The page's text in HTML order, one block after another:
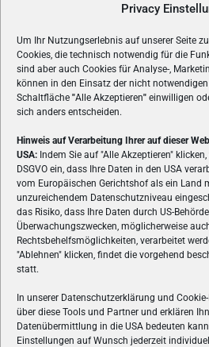
Privacy
Um Ihr Nutzungserlebnis auf unserer Seite
Cookies, die technisch notwendig für die
sind aber auch Cookies für Analyse-,
können in den Einsatz der nicht
Schaltfläche "Alle Akzeptieren" einwilligen
sich anders entscheiden.
Hinweis auf Verarbeitung Ihrer auf dieser
USA: Indem Sie auf "Alle Akzeptieren"
DSGVO ein, dass Ihre Daten in den USA
vom Europäischen Gerichtshof als ein Land
unzureichendem Datenschutzniveau
das Risiko, dass Ihre Daten durch US-
Überwachungszwecken, möglicherweise
Rechtsbehelfsmöglichkeiten, verarbeitet
"Ablehnen" klicken, findet die vorgehend
statt.
In unserer Datenschutzerklärung und
über diese Tools und Partner und erklären
Datenübermittlung in die USA bedeuten
Einstellungen auf Wunsch jederzeit
Gesamtwertung: 8.8
Einzelwertungen: Grafik: 10 |
Spieldesign: 8 | Motivation: 8
TEILEN 0
VORIGER
Quake Champions – Blood
Mario Kart 8 Deluxe für